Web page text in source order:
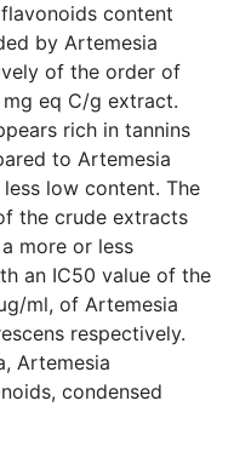
content
by Artemesia
of the order of
eq C/g extract.
rich in tannins
to Artemesia
low content. The
the crude extracts
more or less
an IC50 value of the
ml, of Artemesia
respectively.
Artemesia
condensed